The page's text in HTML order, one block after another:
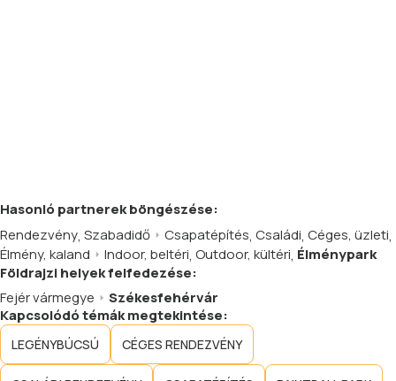
Hasonló partnerekböngészése:
Rendezvény, Szabadidő Csapatépítés, Családi, Céges, üzleti,
Élmény, kaland Indoor, beltéri, Outdoor, kültéri, Élménypark
Földrajzi helyek felfedezése:
Fejér vármegye
Székesfehérvár
Kapcsolódó témák megtekintése:
LEGÉNYBÚCSÚ CÉGES RENDEZVÉNY